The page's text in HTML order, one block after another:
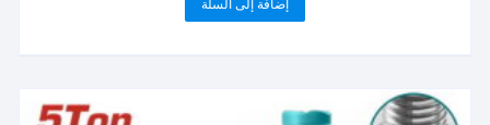
إضافة إلى السلة